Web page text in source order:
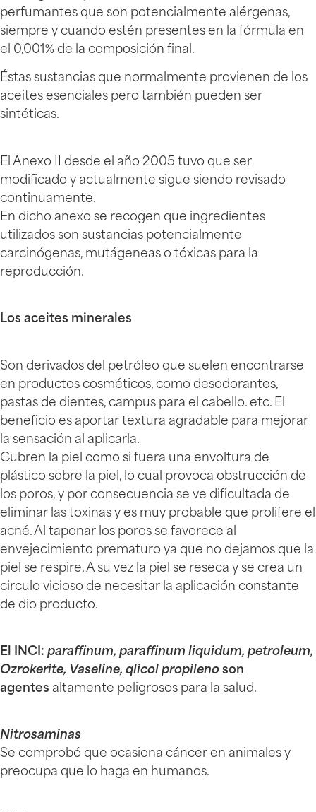
perfumantes que son potencialmente alérgenas,
siempre y cuando estén presentes en la fórmula en
el 0,001% de la composición final.
Éstas sustancias que normalmente provienen de los
aceites esenciales pero también pueden ser
sintéticas.
El Anexo II desde el año 2005 tuvo que ser
modificado y actualmente sigue siendo revisado
continuamente.
En dicho anexo se recogen que ingredientes
utilizados son sustancias potencialmente
carcinógenas, mutágeneas o tóxicas para la
reproducción.
Los aceites minerales
Son derivados del petróleo que suelen encontrarse
en productos cosméticos, como desodorantes,
pastas de dientes, campus para el cabello. etc. El
beneficio es aportar textura agradable para mejorar
la sensación al aplicarla.
Cubren la piel como si fuera una envoltura de
plástico sobre la piel, lo cual provoca obstrucción de
los poros, y por consecuencia se ve dificultada de
eliminar las toxinas y es muy probable que prolifere el
acné. Al taponar los poros se favorece al
envejecimiento prematuro ya que no dejamos que la
piel se respire. A su vez la piel se reseca y se crea un
circulo vicioso de necesitar la aplicación constante
de dio producto.
El INCI: paraffinum, paraffinum liquidum, petroleum,
Ozrokerite, Vaseline, qlicol propileno son
agentes altamente peligrosos para la salud.
Nitrosaminas
Se comprobó que ocasiona cáncer en animales y
preocupa que lo haga en humanos.